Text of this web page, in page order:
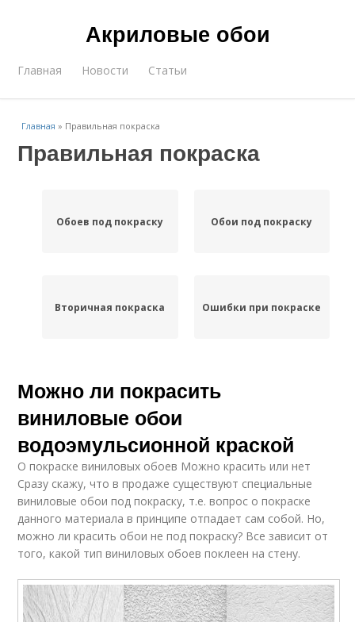
Акриловые обои
Главная Новости Статьи
Главная » Правильная покраска
Правильная покраска
Обоев под покраску Обои под покраску
Вторичная покраска Ошибки при покраске
Можно ли покрасить
виниловые обои
водоэмульсионной краской
О покраске виниловых обоев Можно красить или нет
Сразу скажу, что в продаже существуют специальные
виниловые обои под покраску, т.е. вопрос о покраске
данного материала в принципе отпадает сам собой. Но,
можно ли красить обои не под покраску? Все зависит от
того, какой тип виниловых обоев поклеен на стену.